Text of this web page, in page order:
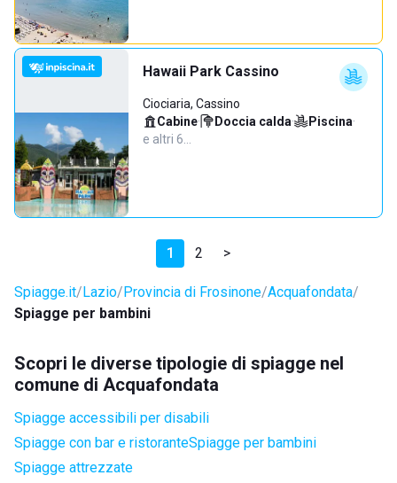
Hawaii Park Cassino
Ciociaria, Cassino
Cabine· Doccia calda· Piscina·
e altri 6…
1 2 >
Spiagge.it Lazio Provincia di Frosinone Acquafondata
Spiagge per bambini
Scopri le diverse tipologie di spiagge nel
comune di Acquafondata
Spiagge accessibili per disabili
Spiagge con bar e ristoranteSpiagge per bambini
Spiagge attrezzate